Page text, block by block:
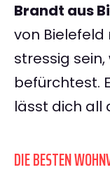
Brandt aus
von
stressig
befürchtest.
lässt dich all
DIE BESTEN